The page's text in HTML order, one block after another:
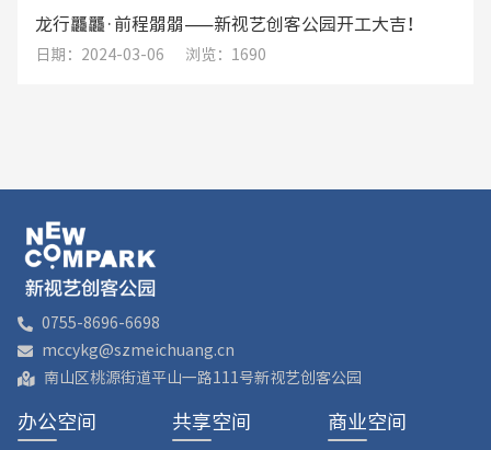
龙行龘龘·前程朤朤——新视艺创客公园开工大吉！
日期：2024-03-06 浏览：1690
0755-8696-6698
mccykg@szmeichuang.cn
南山区桃源街道平山一路111号新视艺创客公园
办公空间 共享空间 商业空间